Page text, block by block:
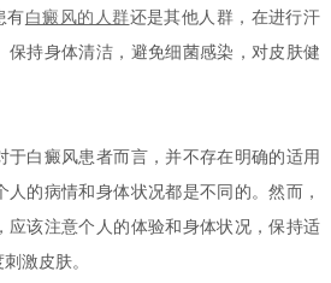
有白癜风的人群还是其他人群，在进行汗
保持身体清洁，避免细菌感染，对皮肤健
白癜风患者而言，并不存在明确的适用
的病情和身体状况都是不同的。然而，
应该注意个人的体验和身体状况，保持适
激皮肤。